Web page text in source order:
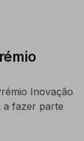
Inovação
a fazer parte